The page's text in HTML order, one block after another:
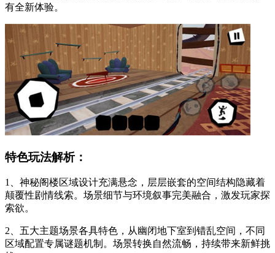
有全新体验。
特色玩法解析：
1、神秘阁楼区域设计充满悬念，层层嵌套的空间结构隐藏着
颠覆性剧情线索。场景细节与环境叙事完美融合，激发玩家探
索欲。
2、五大主题场景各具特色，从幽闭地下室到错乱空间，不同
区域配置专属谜题机制。场景转换自然流畅，持续带来新鲜挑